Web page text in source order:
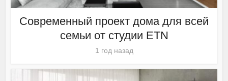
Современный проект дома для всей
семьи от студии ETN
1 год назад